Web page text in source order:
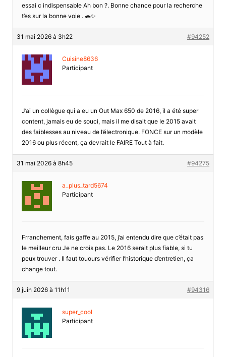
essai c indispensable Ah bon ?. Bonne chance pour la recherche
t’es sur la bonne voie . 🚗✨
31 mai 2026 à 3h22 #94252
Cuisine8636
Participant
J’ai un collègue qui a eu un Out Max 650 de 2016, il a été super
content, jamais eu de souci, mais il me disait que le 2015 avait
des faiblesses au niveau de l’électronique. FONCE sur un modèle
2016 ou plus récent, ça devrait le FAIRE Tout à fait.
31 mai 2026 à 8h45 #94275
a_plus_tard5674
Participant
Frranchement, fais gaffe au 2015, j’ai entendu dire que c’était pas
le meilleur cru Je ne crois pas. Le 2016 serait plus fiable, si tu
peux trouver . Il faut touours vérifier l’historique d’entretien, ça
change tout.
9 juin 2026 à 11h11 #94316
super_cool
Participant